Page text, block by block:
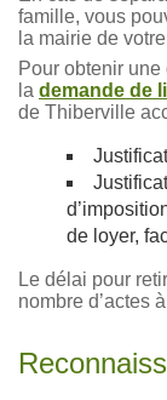
famille, vous
la mairie de
Pour obtenir
la demande de
de Thiberville
de loyer,
Le délai pour
nombre d’actes